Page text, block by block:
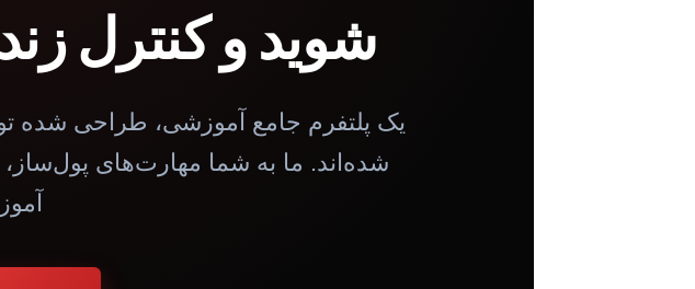
شوید و کنترل
یک پلتفرم جامع آموزشی، طراحی شده
شده‌اند. ما به شما مهارت‌های